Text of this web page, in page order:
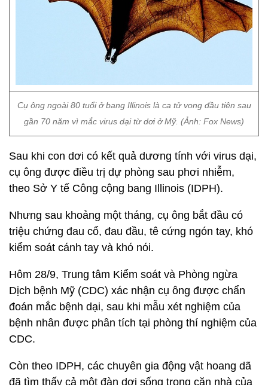
Cụ ông ngoài 80 tuổi ở bang Illinois là ca tử vong đầu tiên sau
gần 70 năm vì mắc virus dại từ dơi ở Mỹ. (Ảnh: Fox News)
Sau khi con dơi có kết quả dương tính với virus dại,
cụ ông được điều trị dự phòng sau phơi nhiễm,
theo Sở Y tế Công cộng bang Illinois (IDPH).
Nhưng sau khoảng một tháng, cụ ông bắt đầu có
triệu chứng đau cổ, đau đầu, tê cứng ngón tay, khó
kiểm soát cánh tay và khó nói.
Hôm 28/9, Trung tâm Kiểm soát và Phòng ngừa
Dịch bệnh Mỹ (CDC) xác nhận cụ ông được chẩn
đoán mắc bệnh dại, sau khi mẫu xét nghiệm của
bệnh nhân được phân tích tại phòng thí nghiệm của
CDC.
Còn theo IDPH, các chuyên gia động vật hoang dã
đã tìm thấy cả một đàn dơi sống trong căn nhà của